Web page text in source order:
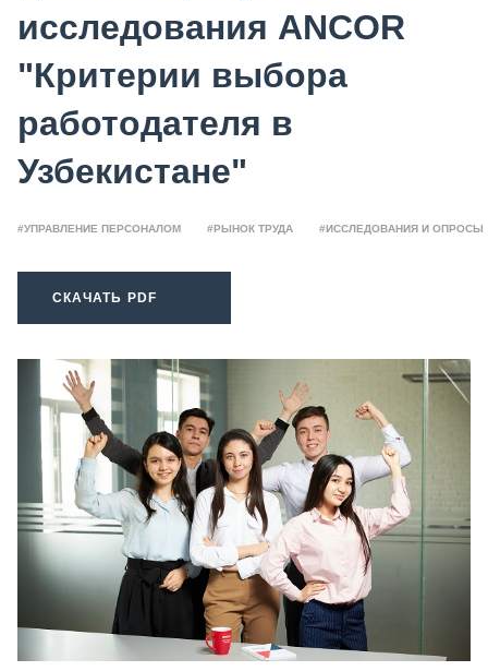
исследования ANCOR
"Критерии выбора
работодателя в
Узбекистане"
#УПРАВЛЕНИЕ ПЕРСОНАЛОМ #РЫНОК ТРУДА #ИССЛЕДОВАНИЯ И ОПРОСЫ
СКАЧАТЬ PDF